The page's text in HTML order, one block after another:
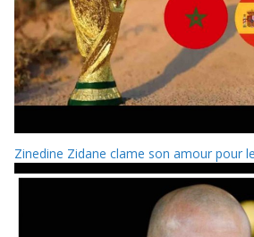
Zinedine Zidane clame son amour pour